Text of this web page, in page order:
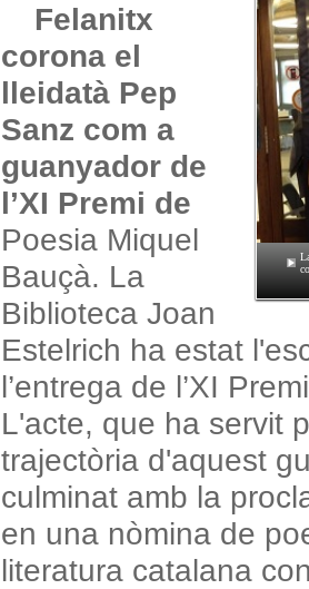
Felanitx
corona el
lleidatà Pep
Sanz com a
guanyador de
l’XI Premi de
Poesia Miquel
Bauçà. La
Biblioteca Joan
Estelrich ha estat
l’entrega de l’XI
L'acte, que ha servit
trajectòria d'aquest
culminat amb la
en una nòmina de
literatura catalana